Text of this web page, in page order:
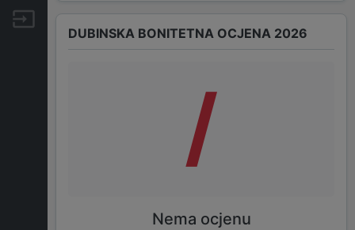
Izvoz
DUBINSKA BONITETNA OCJENA 2026
/
Nema ocjenu